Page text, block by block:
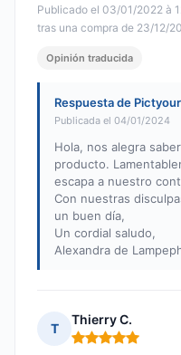
Publicado el 03/01/2022 à
tras una compra de 23/12/
Opinión traducida
Respuesta de
Publicada el 04/01/2024
Hola, nos alegra
producto.
escapa a nuestro
Con nuestras
un buen día,
Un cordial saludo,
Alexandra de
T
Thierry C.
Nota: 5 de 5